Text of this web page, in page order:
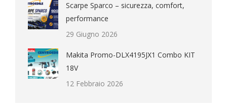
Scarpe Sparco – sicurezza, comfort,
performance
29 Giugno 2026
Makita Promo-DLX4195JX1 Combo KIT
18V
12 Febbraio 2026